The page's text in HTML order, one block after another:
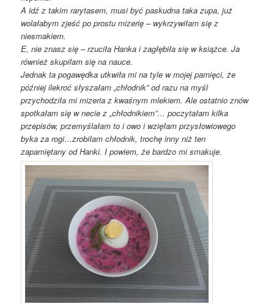
A idź z takim rarytasem, musi być paskudna taka zupa, już
wolałabym zjeść po prostu mizerię – wykrzywiłam się z
niesmakiem.
E, nie znasz się – rzuciła Hanka i zagłębiła się w książce. Ja
również skupiłam się na nauce.
Jednak ta pogawędka utkwiła mi na tyle w mojej pamięci, że
później ilekroć słyszałam „chłodnik” od razu na myśl
przychodziła mi mizeria z kwaśnym mlekiem. Ale ostatnio znów
spotkałam się w necie z „chłodnikiem”… poczytałam kilka
przepisów, przemyślałam to i owo i wzięłam przysłowiowego
byka za rogi…zrobiłam chłodnik, trochę inny niż ten
zapamiętany od Hanki. I powiem, że bardzo mi smakuje.